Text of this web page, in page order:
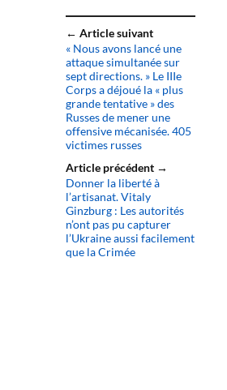
← Article suivant
« Nous avons lancé une
attaque simultanée sur
sept directions. » Le IIIe
Corps a déjoué la « plus
grande tentative » des
Russes de mener une
offensive mécanisée. 405
victimes russes
Article précédent →
Donner la liberté à
l’artisanat. Vitaly
Ginzburg : Les autorités
n’ont pas pu capturer
l’Ukraine aussi facilement
que la Crimée